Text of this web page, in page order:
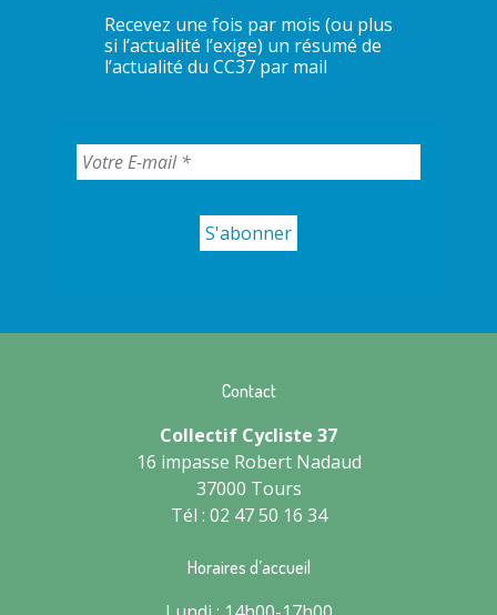
Recevez une fois par mois (ou plus
si l’actualité l’exige) un résumé de
l’actualité du CC37 par mail
Contact
Collectif Cycliste 37
16 impasse Robert Nadaud
37000 Tours
Tél : 02 47 50 16 34
Horaires d’accueil